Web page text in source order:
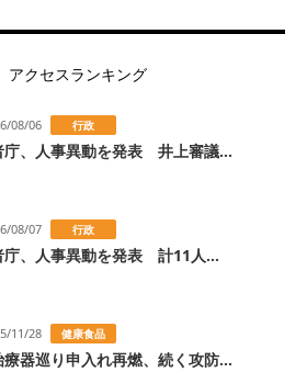
アクセスランキング
08/06 行政
庁、人事異動を発表 井上審議...
08/07 行政
庁、人事異動を発表 計11人...
11/28 健康食品
療器巡り申入れ再燃、続く攻防...